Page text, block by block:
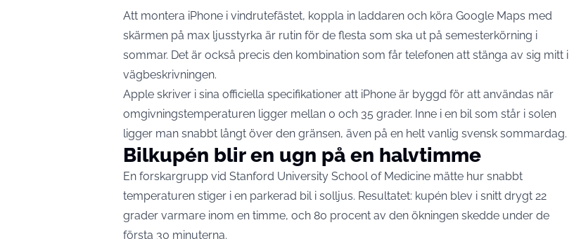
Att montera iPhone i vindrutefästet, koppla in laddaren och köra Google Maps med
skärmen på max ljusstyrka är rutin för de flesta som ska ut på semesterkörning i
sommar. Det är också precis den kombination som får telefonen att stänga av sig mitt i
vägbeskrivningen.
Apple skriver i sina officiella specifikationer att iPhone är byggd för att användas när
omgivningstemperaturen ligger mellan 0 och 35 grader. Inne i en bil som står i solen
ligger man snabbt långt över den gränsen, även på en helt vanlig svensk sommardag.
Bilkupén blir en ugn på en halvtimme
En forskargrupp vid Stanford University School of Medicine mätte hur snabbt
temperaturen stiger i en parkerad bil i solljus. Resultatet: kupén blev i snitt drygt 22
grader varmare inom en timme, och 80 procent av den ökningen skedde under de
första 30 minuterna.